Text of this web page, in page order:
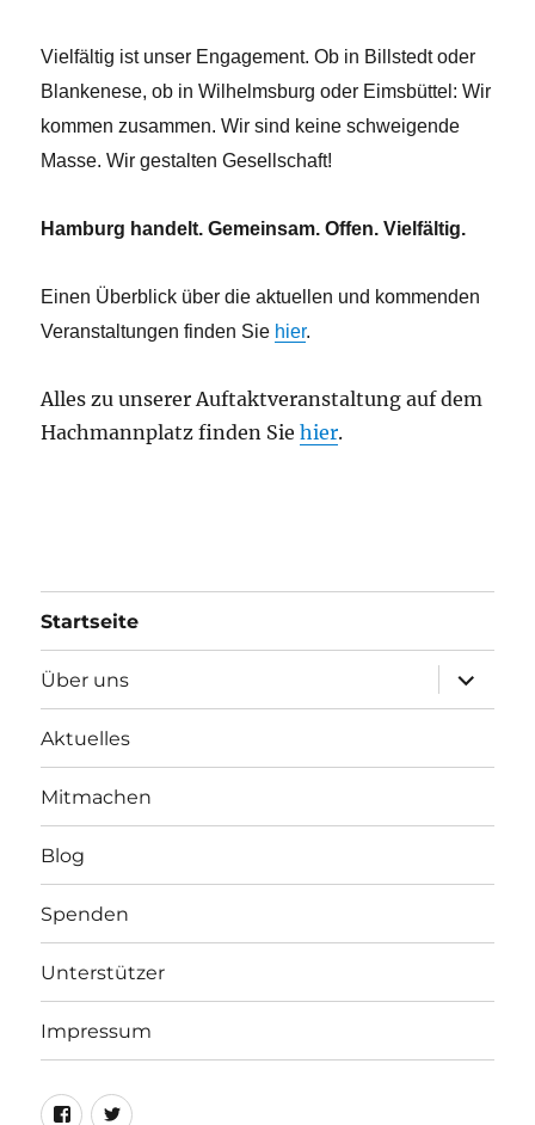
Vielfältig ist unser Engagement. Ob in Billstedt oder
Blankenese, ob in Wilhelmsburg oder Eimsbüttel: Wir
kommen zusammen. Wir sind keine schweigende
Masse. Wir gestalten Gesellschaft!
Hamburg handelt. Gemeinsam. Offen. Vielfältig.
Einen Überblick über die aktuellen und kommenden
Veranstaltungen finden Sie hier.
Alles zu unserer Auftaktveranstaltung auf dem
Hachmannplatz finden Siehier.
Startseite
Über uns
öffnen
Aktuelles
Mitmachen
Blog
Spenden
Unterstützer
Impressum
FacebookTwitter